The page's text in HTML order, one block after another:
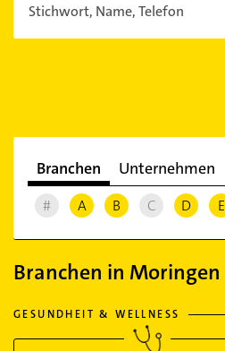
Stichwort, Name, Telefon
Branchen Unternehmen
# A B C D E
Branchen in Moringen
GESUNDHEIT & WELLNESS